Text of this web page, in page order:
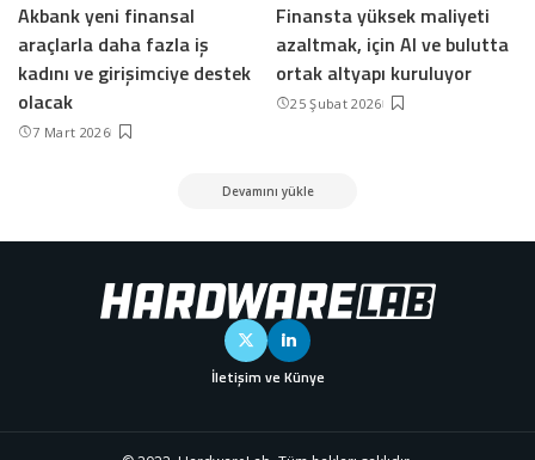
Akbank yeni finansal
araçlarla daha fazla iş
kadını ve girişimciye destek
olacak
7 Mart 2026
Finansta yüksek maliyeti
azaltmak, için AI ve bulutta
ortak altyapı kuruluyor
25 Şubat 2026
Devamını yükle
İletişim ve Künye